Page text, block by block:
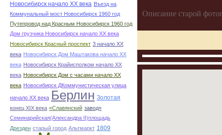
Новосибирск начало ХХ века Въезд на
Коммунальный мост Новосибирск 1960 год
Путепровод над Красным Новосибирск 1960 год
Дом грузчика Новосибирск начало ХХ века
Новосибирск Красный проспект 3 начало ХХ
века Новосибирск Дом Маштакова начало ХХ
века Новосибирск Крайисполком начало ХХ
века Новосибирск Дом с часами начало ХХ
века Новосибирск ДКоммунистическая улица
начало ХХ века Берлин Золотая
конец ХІХ века «Славянский завод»
Семинарийская(Александра II)площадь
Дрезден старый город Альтмаркт 1809
Описание старой